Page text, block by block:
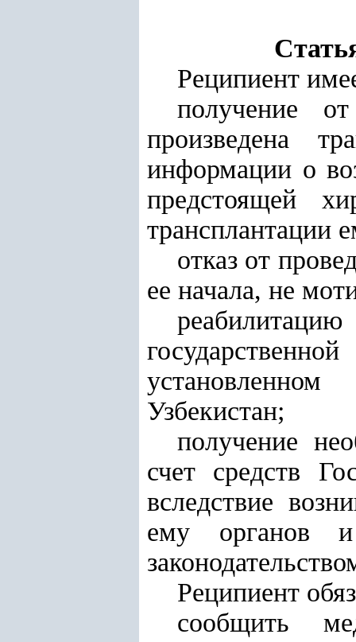
Реципиент
получение
произведена
информации о
предстоящей
трансплантации
отказ от
ее начала, не
установленном
Узбекистан;
получение
счет средств
вследствие
ему органов
Реципиент
сообщить